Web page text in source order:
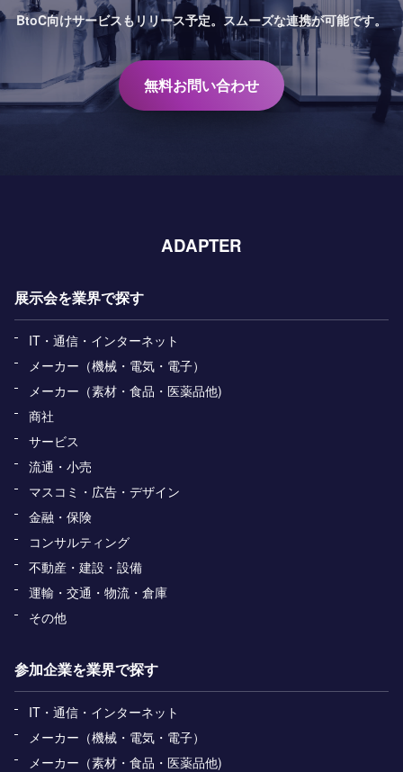
BtoC向けサービスもリリース予定。 スムーズな連携が可能です。
無料お問い合わせ
ADAPTER
展示会を業界で探す
IT・通信・インターネット
メーカー（機械・電気・電子）
メーカー（素材・食品・医薬品他)
商社
サービス
流通・小売
マスコミ・広告・デザイン
金融・保険
コンサルティング
不動産・建設・設備
運輸・交通・物流・倉庫
その他
参加企業を業界で探す
IT・通信・インターネット
メーカー（機械・電気・電子）
メーカー（素材・食品・医薬品他)